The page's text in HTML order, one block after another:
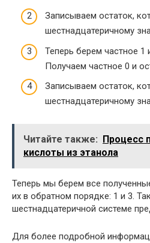
Записываем остаток,
шестнадцатеричному
Теперь берем частное 1
Получаем частное 0 и
Записываем остаток,
шестнадцатеричному
Читайте также: Процесс
кислоты из этанола
Теперь мы берем все
их в обратном порядке: 1 и 3.
шестнадцатеричной системе
Для более подробной